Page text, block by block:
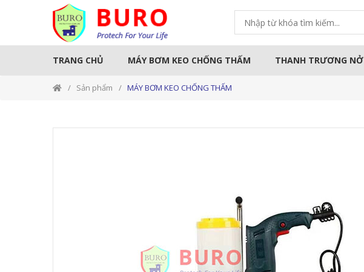
TRANG CHỦ MÁY BƠM KEO CHỐNG THẤM THANH TRƯƠNG NỞ
THƯƠNG HIỆU KEO CHỐNG THẤM
Sản phẩm MÁY BƠM KEO CHỐNG THẤM